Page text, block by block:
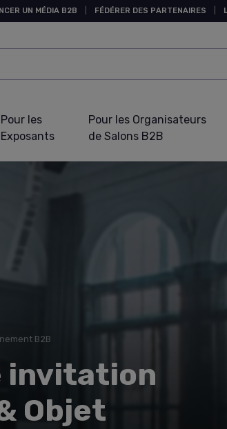
UN MÉDIA B2B FÉDÉRER DES PARTENAIRES
Pour les
Exposants
Pour les Organisateurs
de Salons B2B
B2B
invitation
Objet